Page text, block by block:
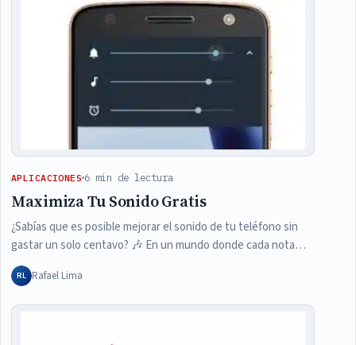
APLICACIONES 6 min de lectura
Maximiza Tu Sonido Gratis
¿Sabías que es posible mejorar el sonido de tu teléfono sin
gastar un solo centavo? 🎶 En un mundo donde cada nota…
RL Rafael Lima